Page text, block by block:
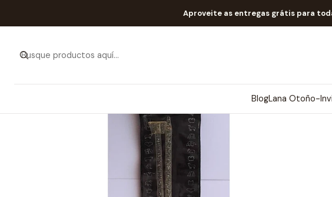
BlogLana Otoño-
Aproveite as entregas grátis para
Inicio agujas